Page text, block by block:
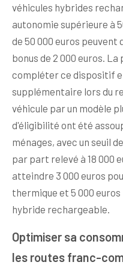
véhicules hybrides
autonomie supérieure à
de 50 000 euros peuvent
bonus de 2 000 euros.
compléter ce dispositif
supplémentaire lors du
véhicule par un modèle
d'éligibilité ont été
ménages, avec un seuil
par part relevé à 18 000
atteindre 3 000 euros
thermique et 5 000
hybride rechargeable.
Optimiser sa
les routes franc-